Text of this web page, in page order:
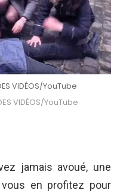
VIDÉOS/YouTube
VIDÉOS/YouTube
jamais avoué, une
en profitez pour